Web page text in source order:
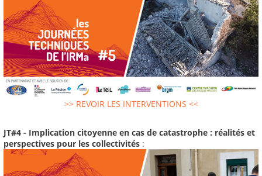
>> REVOIR LES INTERVENTIONS <<
JT#4 - Implication citoyenne en cas de catastrophe : réalités et
perspectives pour les collectivités :